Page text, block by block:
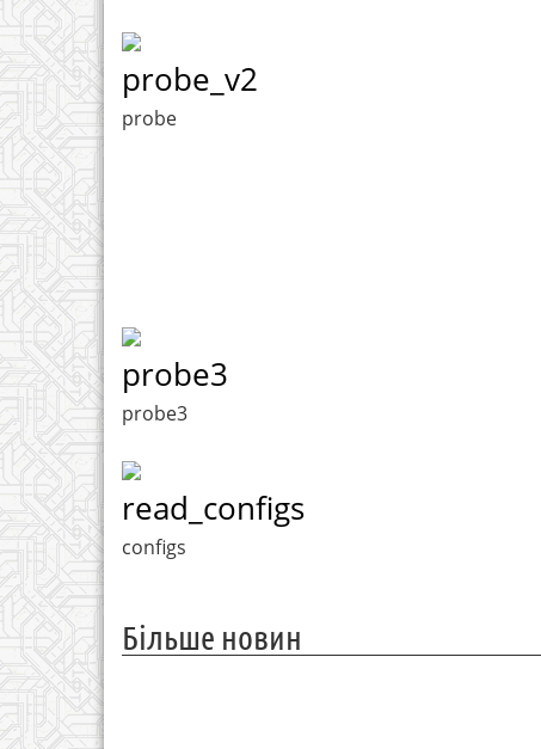
probe_v2
probe
probe3
probe3
read_configs
configs
Більше новин